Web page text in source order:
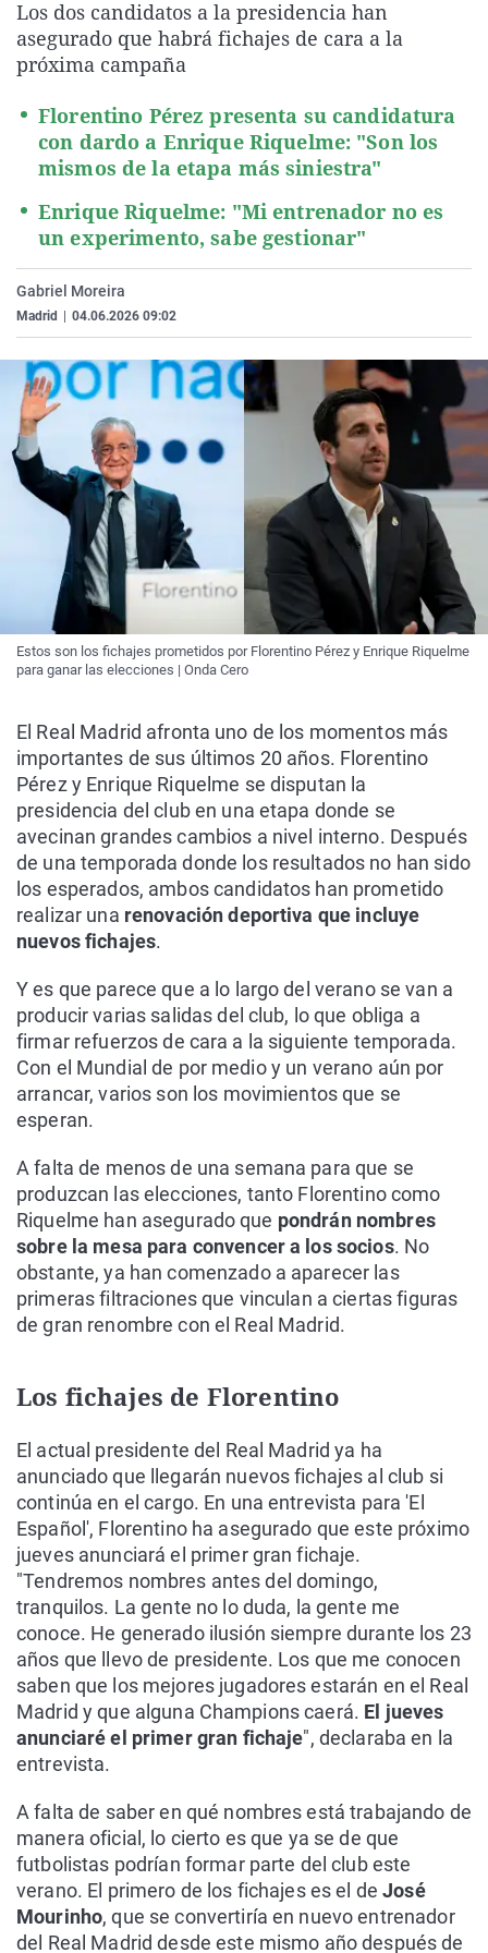
La rosa de los vientos
Caso
Operación Viuda
Extremadura
Navarra
País Vasco
Virales
Los dos candidatos a la presidencia han
asegurado que habrá fichajes de cara a la
próxima campaña
Florentino Pérez presenta su candidatura
con dardo a Enrique Riquelme: "Son los
mismos de la etapa más siniestra"
Enrique Riquelme: "Mi entrenador no es
un experimento, sabe gestionar"
Gabriel Moreira
Madrid 04.06.2026 09:02
Estos son los fichajes prometidos por Florentino Pérez y Enrique Riquelme
para ganar las elecciones | Onda Cero
El Real Madrid afronta uno de los momentos más
importantes de sus últimos 20 años. Florentino
Pérez y Enrique Riquelme se disputan la
presidencia del club en una etapa donde se
avecinan grandes cambios a nivel interno. Después
de una temporada donde los resultados no han sido
los esperados, ambos candidatos han prometido
realizar una renovación deportiva que incluye
nuevos fichajes.
Y es que parece que a lo largo del verano se van a
producir varias salidas del club, lo que obliga a
firmar refuerzos de cara a la siguiente temporada.
Con el Mundial de por medio y un verano aún por
arrancar, varios son los movimientos que se
esperan.
A falta de menos de una semana para que se
produzcan las elecciones, tanto Florentino como
Riquelme han asegurado que pondrán nombres
sobre la mesa para convencer a los socios. No
obstante, ya han comenzado a aparecer las
primeras filtraciones que vinculan a ciertas figuras
de gran renombre con el Real Madrid.
Los fichajes de Florentino
El actual presidente del Real Madrid ya ha
anunciado que llegarán nuevos fichajes al club si
continúa en el cargo. En una entrevista para 'El
Español', Florentino ha asegurado que este próximo
jueves anunciará el primer gran fichaje.
"Tendremos nombres antes del domingo,
tranquilos. La gente no lo duda, la gente me
conoce. He generado ilusión siempre durante los 23
años que llevo de presidente. Los que me conocen
saben que los mejores jugadores estarán en el Real
Madrid y que alguna Champions caerá. El jueves
anunciaré el primer gran fichaje", declaraba en la
entrevista.
A falta de saber en qué nombres está trabajando de
manera oficial, lo cierto es que ya se de que
futbolistas podrían formar parte del club este
verano. El primero de los fichajes es el deJosé
Mourinho, que se convertiría en nuevo entrenador
del Real Madrid desde este mismo año después de